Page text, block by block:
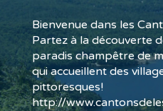
Bienvenue dans les
Partez à la découverte
paradis champêtre de
qui accueillent des
pittoresques!
http://